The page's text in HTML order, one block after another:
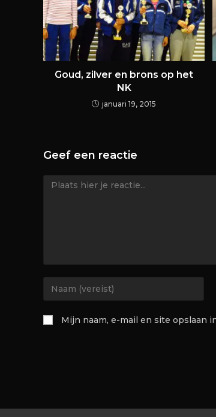
Goud, zilver en brons op het
NK
januari 19, 2015
Geef een reactie
Mijn naam, e-mail en site opslaan